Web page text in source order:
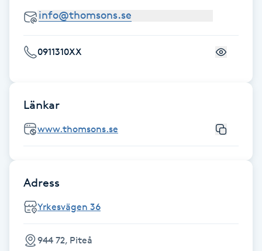
Frekvensterapi
Friskvårdsmassage
Frisör
Färgning
Föning
0911310XX
Länkar
www.thomsons.se
Adress
Yrkesvägen 36
944 72, Piteå